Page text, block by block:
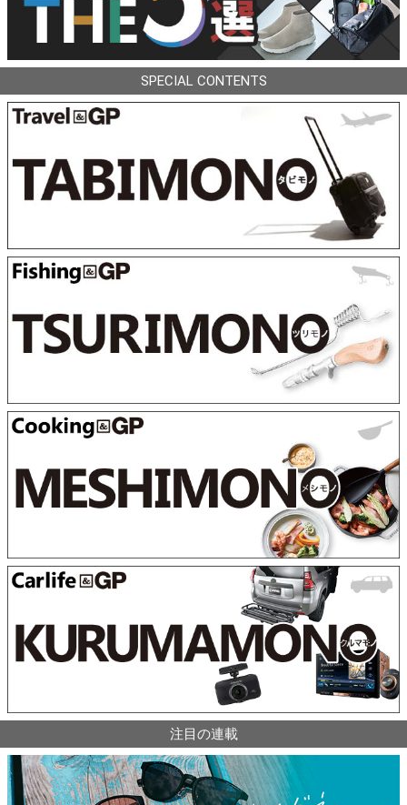
SPECIAL CONTENTS
注目の連載